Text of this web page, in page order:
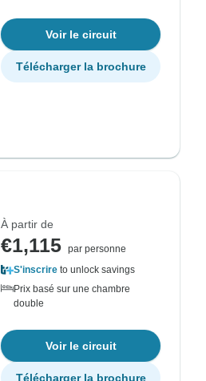
Voir le circuit
Télécharger la brochure
À partir de
€1,115 par personne
S'inscrire to unlock savings
Prix basé sur une chambre
double
Voir le circuit
Télécharger la brochure